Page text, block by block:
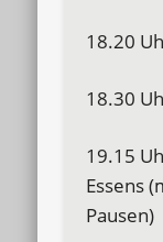
18.20
18.30
19.15
Essens
Pausen)